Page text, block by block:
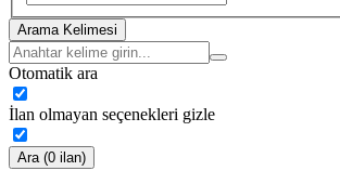
Arama Kelimesi
Otomatik ara
İlan olmayan seçenekleri gizle
Ara (0 ilan)